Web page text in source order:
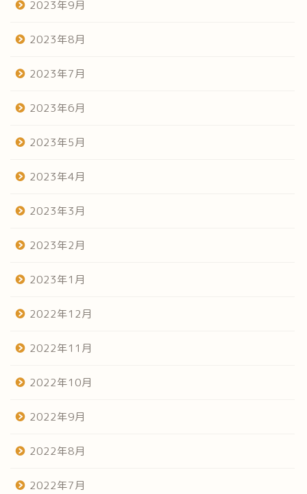
2023年9月
2023年8月
2023年7月
2023年6月
2023年5月
2023年4月
2023年3月
2023年2月
2023年1月
2022年12月
2022年11月
2022年10月
2022年9月
2022年8月
2022年7月